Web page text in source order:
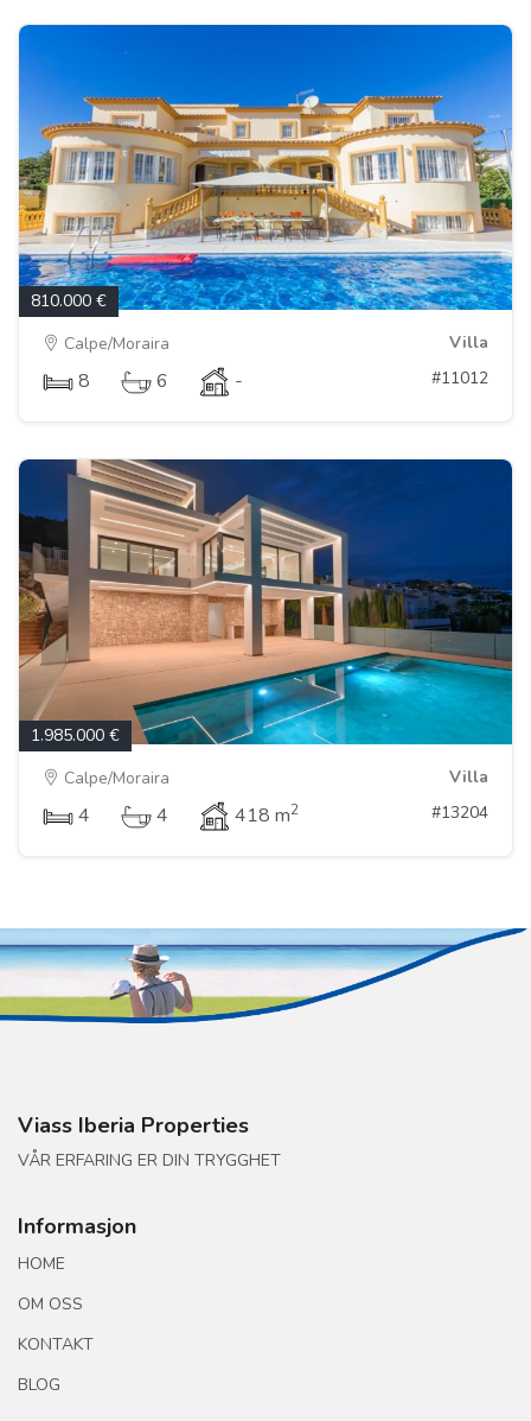
810.000 €
Calpe/Moraira
Villa
8 6 - #11012
1.985.000 €
Calpe/Moraira
Villa
4 4 418 m2 #13204
Viass Iberia Properties
VÅR ERFARING ER DIN TRYGGHET
Informasjon
HOME
OM OSS
KONTAKT
BLOG